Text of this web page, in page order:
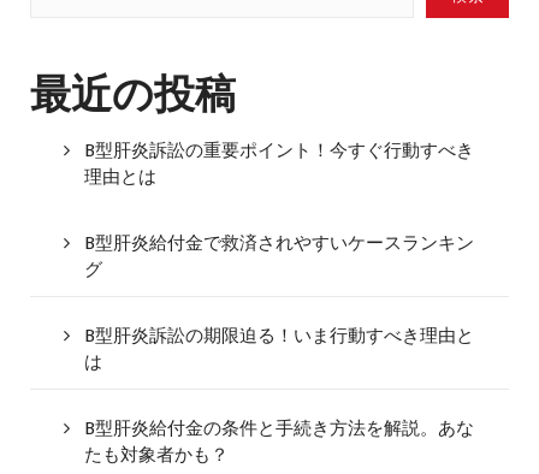
最近の投稿
B型肝炎訴訟の重要ポイント！今すぐ行動すべき
理由とは
B型肝炎給付金で救済されやすいケースランキン
グ
B型肝炎訴訟の期限迫る！いま行動すべき理由と
は
B型肝炎給付金の条件と手続き方法を解説。あな
たも対象者かも？